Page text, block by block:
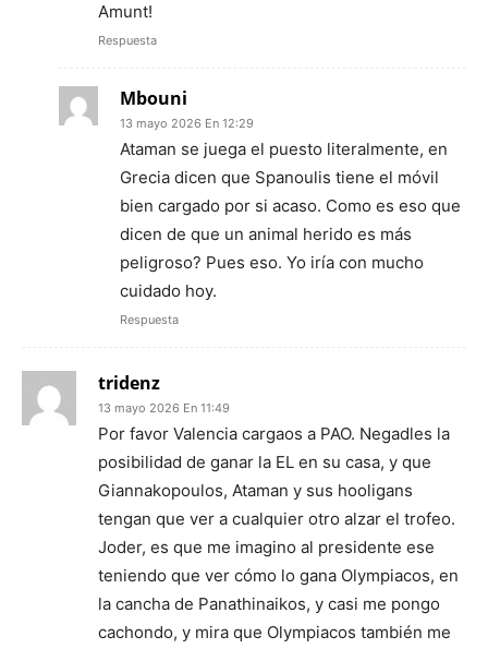
Amunt!
Respuesta
Mbouni
13 mayo 2026 En 12:29
Ataman se juega el puesto literalmente, en
Grecia dicen que Spanoulis tiene el móvil
bien cargado por si acaso. Como es eso que
dicen de que un animal herido es más
peligroso? Pues eso. Yo iría con mucho
cuidado hoy.
Respuesta
tridenz
13 mayo 2026 En 11:49
Por favor Valencia cargaos a PAO. Negadles la
posibilidad de ganar la EL en su casa, y que
Giannakopoulos, Ataman y sus hooligans
tengan que ver a cualquier otro alzar el trofeo.
Joder, es que me imagino al presidente ese
teniendo que ver cómo lo gana Olympiacos, en
la cancha de Panathinaikos, y casi me pongo
cachondo, y mira que Olympiacos también me